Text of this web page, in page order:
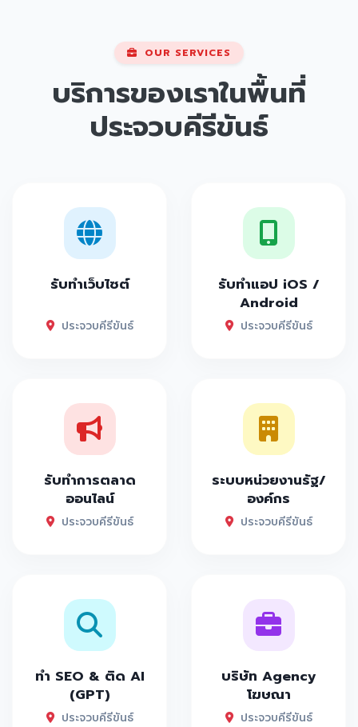
OUR SERVICES
บริการของเราในพื้นที่
ประจวบคีรีขันธ์
รับทำเว็บไซต์
ประจวบคีรีขันธ์
รับทำแอป iOS /
Android
ประจวบคีรีขันธ์
รับทำการตลาด
ออนไลน์
ประจวบคีรีขันธ์
ระบบหน่วยงานรัฐ/
องค์กร
ประจวบคีรีขันธ์
ทำ SEO & ติด AI
(GPT)
ประจวบคีรีขันธ์
บริษัท Agency
โฆษณา
ประจวบคีรีขันธ์